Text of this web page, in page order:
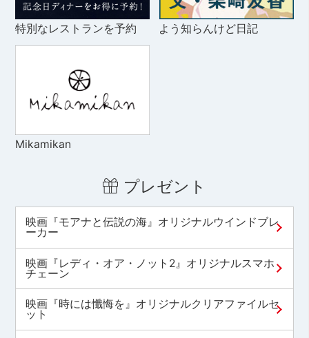
特別なレストランを予約 よう知らんけど日記
Mikamikan
プレゼント
映画『モアナと伝説の海』オリジナルウインドブレ
ーカー
映画『レディ・オア・ノット2』オリジナルスマホ
チェーン
映画『時には懺悔を』オリジナルクリアファイルセ
ット